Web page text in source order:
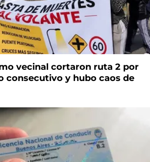
vecinal cortaron ruta 2 por
consecutivo y hubo caos de